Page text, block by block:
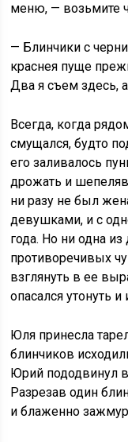
меню, — возьмите
— Блинчики с
краснея пуще
Два я съем здесь,
Всегда, когда
смущался, будто
его заливалось
дрожать и
ни разу не был
девушками, и с
года. Но ни одна
противоречивых
взглянуть в ее
опасался утонуть и
Юля принесла
блинчиков
Юрий пододвинул
Разрезав один
и блаженно